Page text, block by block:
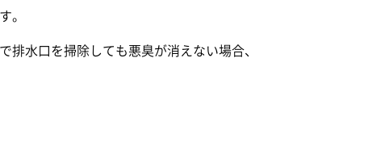
。
排水口を掃除しても悪臭が消えない場合、